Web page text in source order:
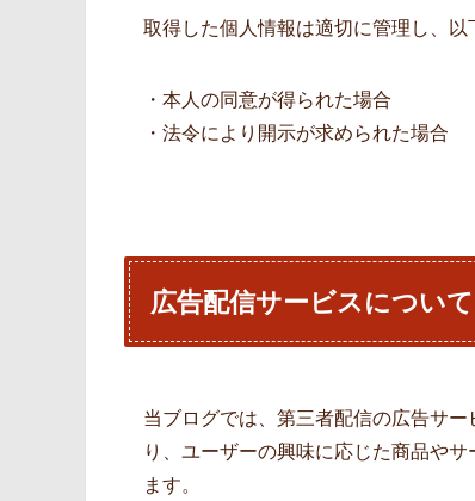
取得した個人情報は適切に管理し、
・本人の同意が得られた場合
・法令により開示が求められた場合
広告配信サービスについて
当ブログでは、第三者配信の広告サ
り、ユーザーの興味に応じた商品や
ます。